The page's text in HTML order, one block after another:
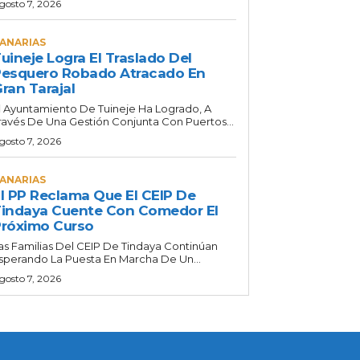
7, 2026
Logra El Traslado Del
Robado Atracado En
Tarajal
Ayuntamiento De Tuineje Ha Logrado, A
De Una Gestión Conjunta Con Puertos...
7, 2026
PP Reclama Que El CEIP De
Cuente Con Comedor El
Curso
Familias Del CEIP De Tindaya Continúan
La Puesta En Marcha De Un...
7, 2026